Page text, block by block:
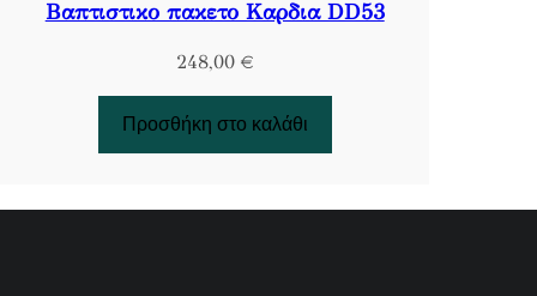
Βαπτιστικο πακετο Καρδια DD53
248,00 €
Προσθήκη στο καλάθι